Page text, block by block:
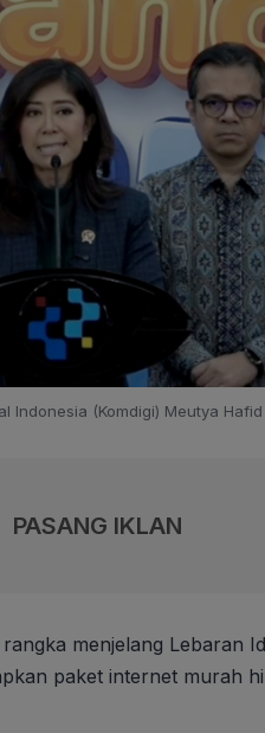
Indonesia (Komdigi) Meutya Hafid
PASANG IKLAN
menjelang Lebaran
paket internet murah